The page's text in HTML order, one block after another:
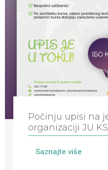
Počinju upisi na
organizaciji JU
Saznajte više